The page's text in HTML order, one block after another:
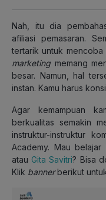
Nah, itu dia
afiliasi pemasaran.
tertarik untuk
marketing memang
besar. Namun, hal
instan. Kamu harus
Agar kemampuan
berkualitas semakin
instruktur-instruktur
Academy. Mau
atau Gita Savitri? Bisa
Klik bannerberikut